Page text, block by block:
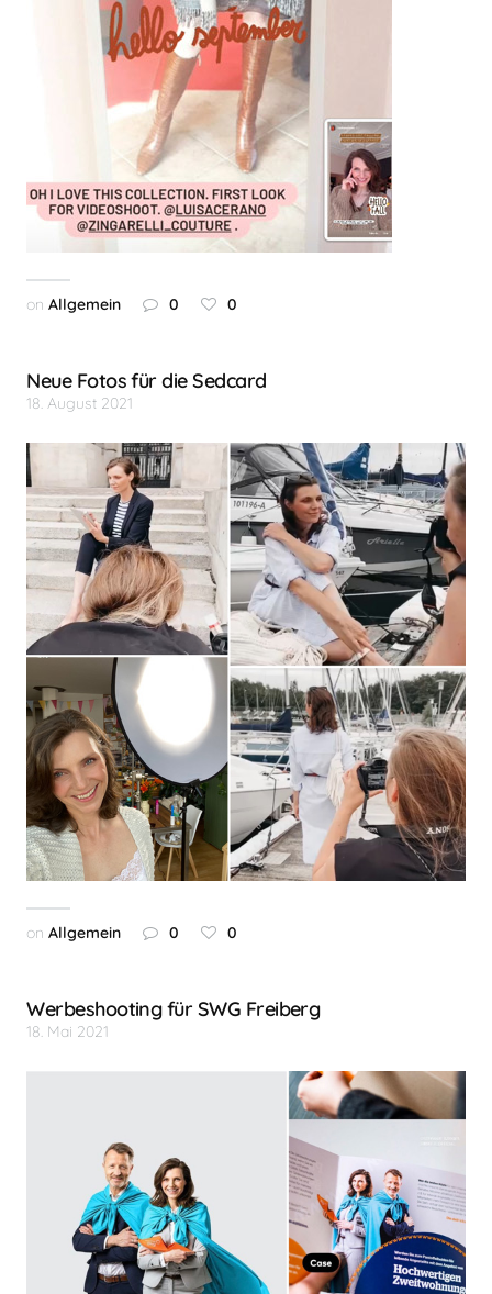
onAllgemein 0 0
Neue Fotos für die Sedcard
18. August 2021
onAllgemein 0 0
Werbeshooting für SWG Freiberg
18. Mai 2021